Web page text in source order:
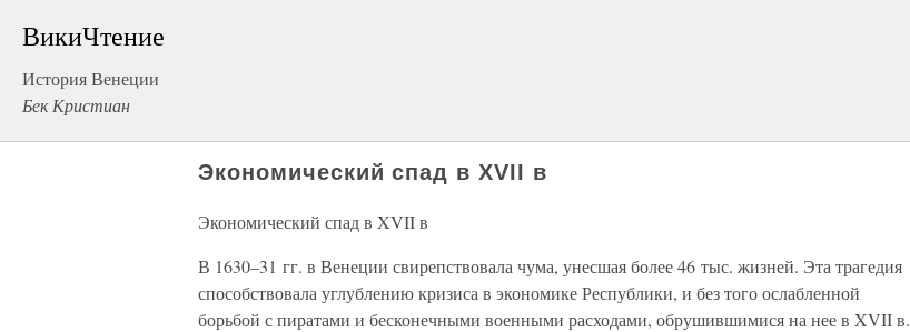
ВикиЧтение
История Венеции
Бек Кристиан
Экономический спад в XVII в
Экономический спад в XVII в
В 1630–31 гг. в Венеции свирепствовала чума, унесшая более 46 тыс. жизней. Эта трагедия
способствовала углублению кризиса в экономике Республики, и без того ослабленной
борьбой с пиратами и бесконечными военными расходами, обрушившимися на нее в XVII в.